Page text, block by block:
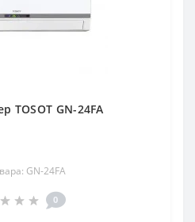
TOSOT GN-24FA
GN-24FA
0